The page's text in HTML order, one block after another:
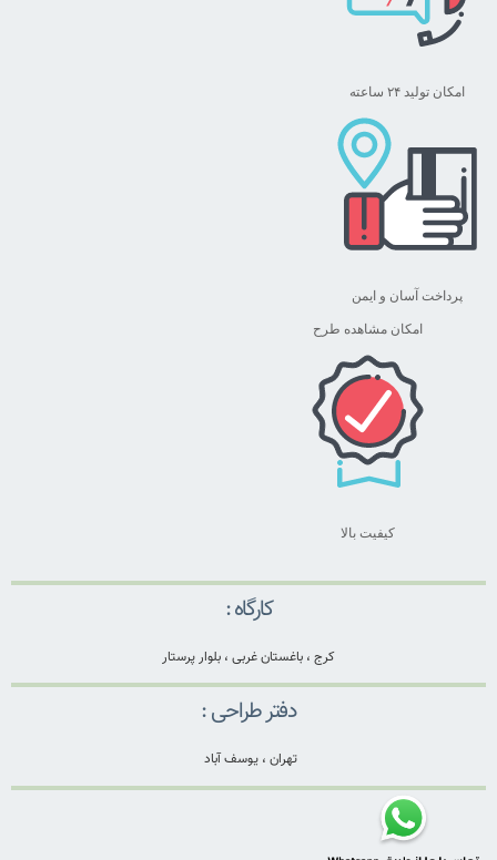
امکان تولید ۲۴ ساعته
پرداخت آسان و ایمن
امکان مشاهده طرح
کیفیت بالا
کارگاه :
کرج ، باغستان غربی ، بلوار پرستار
دفتر طراحی :
تهران ، یوسف آباد